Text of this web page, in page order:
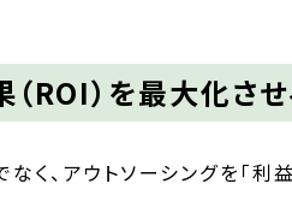
ROI）を最大化さ
く、アウトソーシングを「